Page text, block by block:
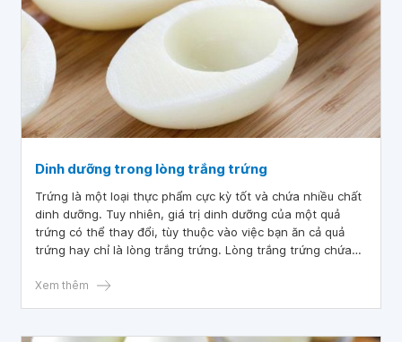
Dinh dưỡng trong lòng trắng trứng
Trứng là một loại thực phẩm cực kỳ tốt và chứa nhiều chất
dinh dưỡng. Tuy nhiên, giá trị dinh dưỡng của một quả
trứng có thể thay đổi, tùy thuộc vào việc bạn ăn cả quả
trứng hay chỉ là lòng trắng trứng. Lòng trắng trứng chứa
Xem thêm